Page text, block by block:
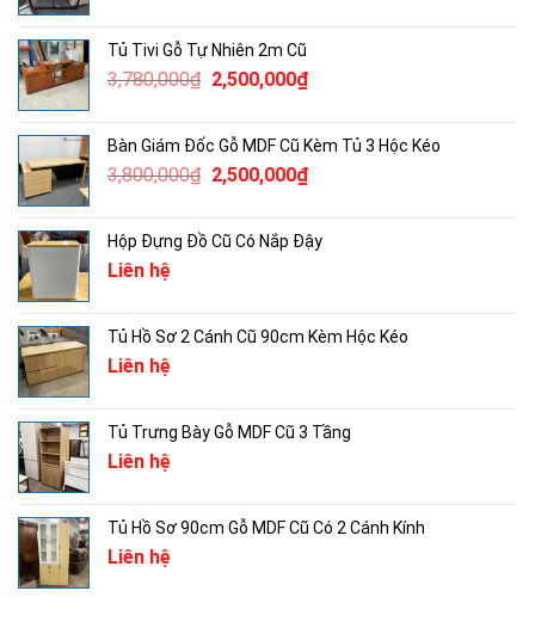
3,450,000₫.
2,000,000₫.
Tủ Tivi Gỗ Tự Nhiên 2m Cũ
3,780,000₫ Giá
3,780,000₫.
2,500,000₫Giá
là:
2,500,000₫.
Bàn Giám Đốc Gỗ MDF Cũ Kèm Tủ 3 Hộc Kéo
3,800,000₫ Giá
3,800,000₫.
2,500,000₫Giá
là:
Hộp Đựng Đồ Cũ Có Nắp Đậy
Liên hệ
Tủ Hồ Sơ 2 Cánh Cũ 90cm Kèm Hộc Kéo
Liên hệ
Tủ Trưng Bày Gỗ MDF Cũ 3 Tầng
Liên hệ
Tủ Hồ Sơ 90cm Gỗ MDF Cũ Có 2 Cánh Kính
Liên hệ